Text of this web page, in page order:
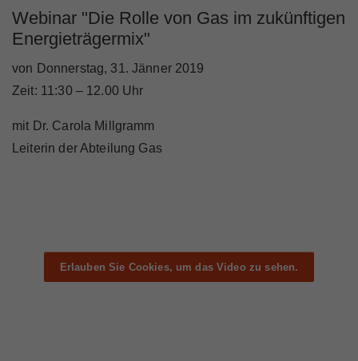
Webinar "Die Rolle von Gas im zukünftigen
Energieträgermix"
von Donnerstag, 31. Jänner 2019
Zeit: 11:30 – 12.00 Uhr
mit Dr. Carola Millgramm
Leiterin der Abteilung Gas
Erlauben Sie Cookies, um das Video zu sehen.
Erlauben Sie Cookies, um das Video zu sehen.